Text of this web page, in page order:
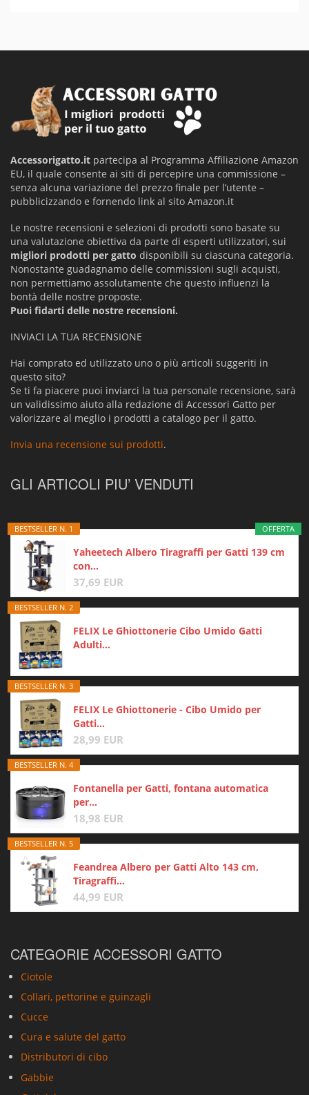
Accessorigatto.it partecipa al Programma Affiliazione Amazon
EU, il quale consente ai siti di percepire una commissione –
senza alcuna variazione del prezzo finale per l’utente –
pubblicizzando e fornendo link al sito Amazon.it
Le nostre recensioni e selezioni di prodotti sono basate su
una valutazione obiettiva da parte di esperti utilizzatori, sui
migliori prodotti per gatto disponibili su ciascuna categoria.
Nonostante guadagnamo delle commissioni sugli acquisti,
non permettiamo assolutamente che questo influenzi la
bontà delle nostre proposte.
Puoi fidarti delle nostre recensioni.
INVIACI LA TUA RECENSIONE
Hai comprato ed utilizzato uno o più articoli suggeriti in
questo sito?
Se ti fa piacere puoi inviarci la tua personale recensione, sarà
un validissimo aiuto alla redazione di Accessori Gatto per
valorizzare al meglio i prodotti a catalogo per il gatto.
Invia una recensione sui prodotti.
GLI ARTICOLI PIU’ VENDUTI
OFFERTA
BESTSELLER N. 1
Yaheetech Albero Tiragraffi per Gatti 139 cm
con...
37,69 EUR
BESTSELLER N. 2
FELIX Le Ghiottonerie Cibo Umido Gatti
Adulti...
BESTSELLER N. 3
FELIX Le Ghiottonerie - Cibo Umido per
Gatti...
28,99 EUR
BESTSELLER N. 4
Fontanella per Gatti, fontana automatica
per...
18,98 EUR
BESTSELLER N. 5
Feandrea Albero per Gatti Alto 143 cm,
Tiragraffi...
44,99 EUR
CATEGORIE ACCESSORI GATTO
Ciotole
Collari, pettorine e guinzagli
Cucce
Cura e salute del gatto
Distributori di cibo
Gabbie